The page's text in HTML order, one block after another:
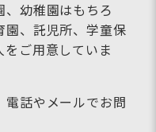
、幼稚園はもちろ
園、託児所、学童保
をご用意していま
電話やメールでお問